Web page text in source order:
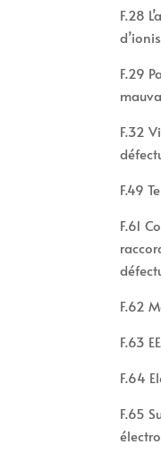
F.28
F.29
F.32
F.49
F.61
F.62
F.63
F.64
F.65